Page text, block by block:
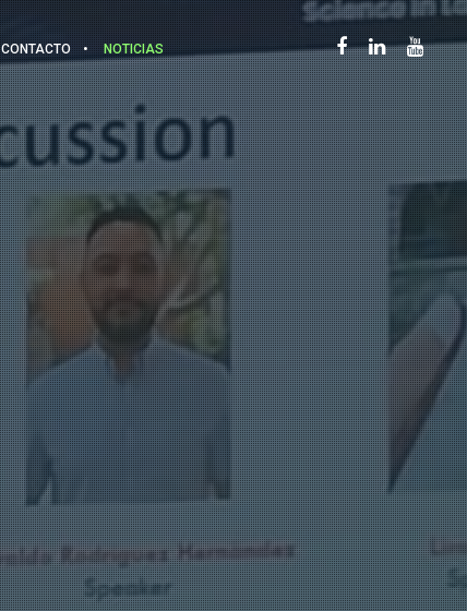
CONTACTO NOTICIAS